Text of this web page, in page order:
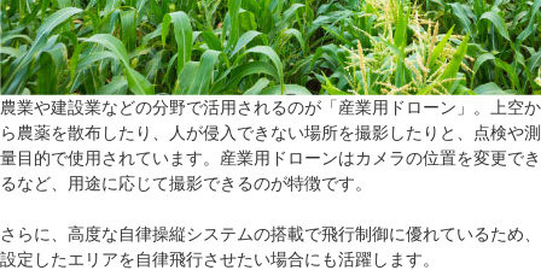
農業や建設業などの分野で活用されるのが「産業用ドローン」。上空か
ら農薬を散布したり、人が侵入できない場所を撮影したりと、点検や測
量目的で使用されています。産業用ドローンはカメラの位置を変更でき
るなど、用途に応じて撮影できるのが特徴です。
さらに、高度な自律操縦システムの搭載で飛行制御に優れているため、
設定したエリアを自律飛行させたい場合にも活躍します。